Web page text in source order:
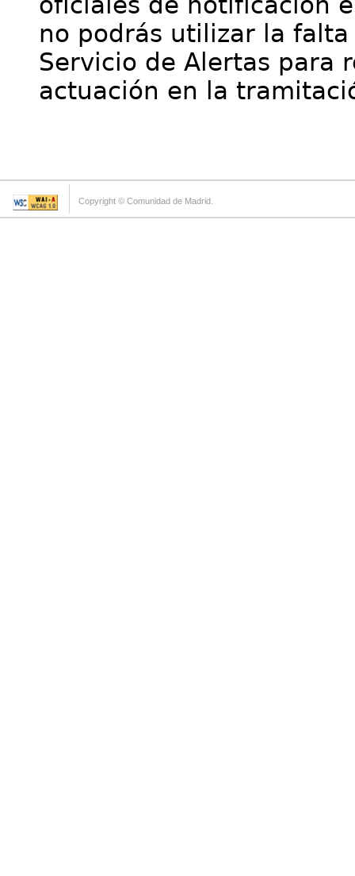
no podrás utilizar la
Servicio de Alertas para
actuación en la
Copyright © Comunidad de Madrid.